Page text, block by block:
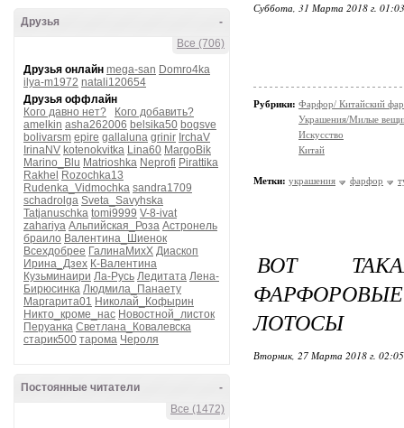
-
Друзья
Все (706)
Друзья онлайн mega-san Domro4ka
ilya-m1972 natali120654
Друзья оффлайн
Кого давно нет?
Кого добавить?
amelkin asha262006 belsika50 bogsve
bolivarsm epire gallaluna grinir IrchaV
IrinaNV kotenokvitka Lina60 MargoBik
Marino_Blu Matrioshka Neprofi Pirattika
Rakhel
Rozochka13
Rudenka_Vidmochka sandra1709
schadrolga Sveta_Savyhska
Tatjanuschka tomi9999 V-8-ivat
zahariya Альпийская_Роза Астронель
браило Валентина_Шиенок
Всехдобрее ГалинаМихХ Диаскоп
Ирина_Дзех К-Валентина
Кузьминаири Ла-Русь Ледитата Лена-
Бирюсинка Людмила_Панаету
Маргарита01 Николай_Кофырин
Никто_кроме_нас Новостной_листок
Перуанка Светлана_Ковалевска
старик500 тарома Чероля
-
Постоянные читатели
Все (1472)
Суббота, 31 Марта 2018 г.
Рубрики: Фарфор/ Китайский
Украшения/Милые
Искусство
Китай
Метки: украшения фарфор
ВОТ
ЛОТОСЫ
Вторник, 27 Марта 2018 г.